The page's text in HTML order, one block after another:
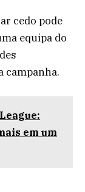
cedo pode
equipa do
campanha.
em um